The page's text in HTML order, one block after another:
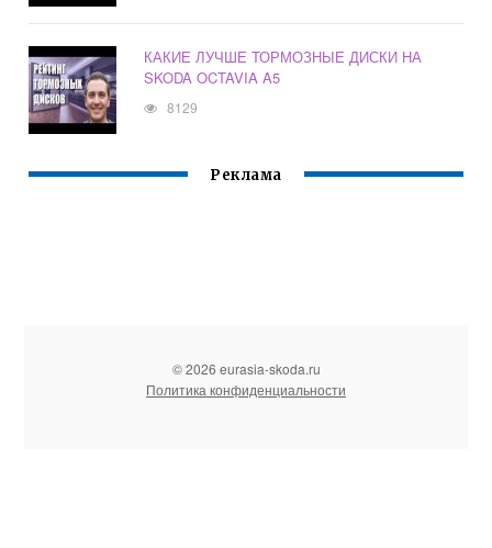
КАКИЕ ЛУЧШЕ ТОРМОЗНЫЕ ДИСКИ НА
SKODA OCTAVIA A5
8129
Реклама
© 2026 eurasia-skoda.ru
Политика конфиденциальности